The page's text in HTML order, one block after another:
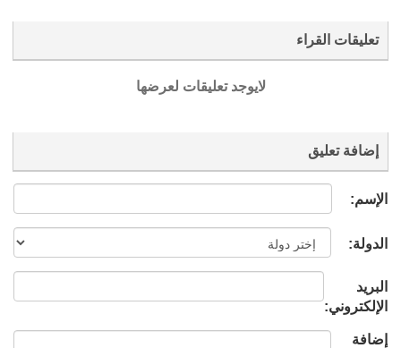
تعليقات القراء
لايوجد تعليقات لعرضها
إضافة تعليق
الإسم:
الدولة:
البريد
الإلكتروني:
إضافة